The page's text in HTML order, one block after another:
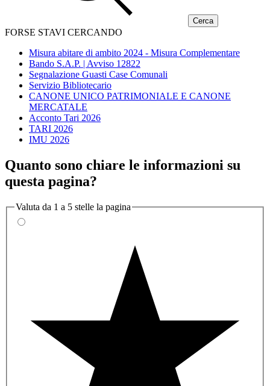
FORSE STAVI CERCANDO
Misura abitare di ambito 2024 - Misura Complementare
Bando S.A.P. | Avviso 12822
Segnalazione Guasti Case Comunali
Servizio Bibliotecario
CANONE UNICO PATRIMONIALE E CANONE
MERCATALE
Acconto Tari 2026
TARI 2026
IMU 2026
Quanto sono chiare le informazioni su
questa pagina?
Valuta da 1 a 5 stelle la pagina